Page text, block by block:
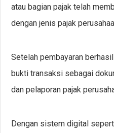
atau bagian pajak telah
dengan jenis pajak
Setelah pembayaran
bukti transaksi sebagai
dan pelaporan pajak
Dengan sistem digital